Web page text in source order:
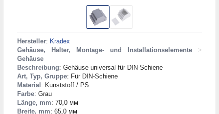
Hersteller: Kradex
Gehäuse, Halter, Montage- und Installationselemente
>
Gehäuse
Beschreibung: Gehäuse universal für DIN-Schiene
Art, Typ, Gruppe: Für DIN-Schiene
Material : Kunststoff / PS
Farbe: Grau
Länge, mm: 70,0 мм
Breite, mm: 65,0 мм